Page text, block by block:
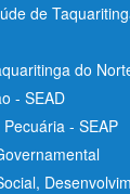
de
do
- SEAD
- SEAP